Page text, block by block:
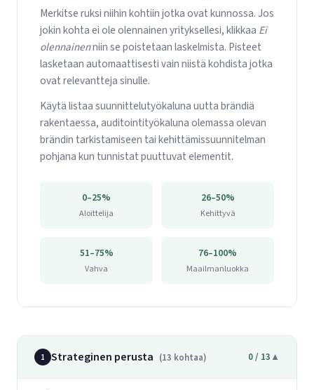
Merkitse ruksi niihin kohtiin jotka ovat kunnossa. Jos
jokin kohta ei ole olennainen yrityksellesi, klikkaa Ei
olennainenniin se poistetaan laskelmista. Pisteet
lasketaan automaattisesti vain niistä kohdista jotka
ovat relevantteja sinulle.
Käytä listaa suunnittelutyökaluna uutta brändiä
rakentaessa, auditointityökaluna olemassa olevan
brändin tarkistamiseen tai kehittämissuunnitelman
pohjana kun tunnistat puuttuvat elementit.
0–25%
Aloittelija
26–50%
Kehittyvä
51–75%
Vahva
76–100%
Maailmanluokka
1 Strateginen perusta (13 kohtaa) 0 / 13 ▼